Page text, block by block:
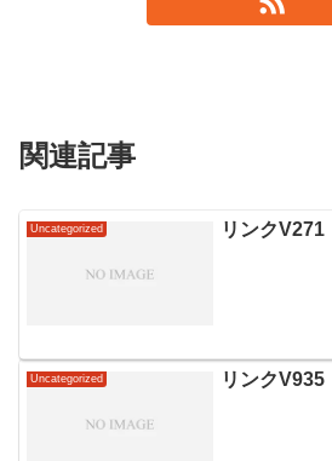
関連記事
Uncategorized リンクV271
Uncategorized リンクV935